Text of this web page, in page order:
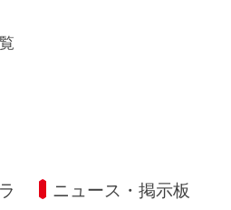
ニュース・掲示板